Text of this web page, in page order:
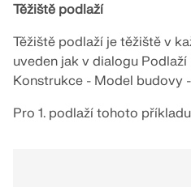
Těžiště podlaží
Těžiště podlaží je těžiště v
uveden jak v dialogu
Konstrukce - Model budovy
Pro 1. podlaží tohoto